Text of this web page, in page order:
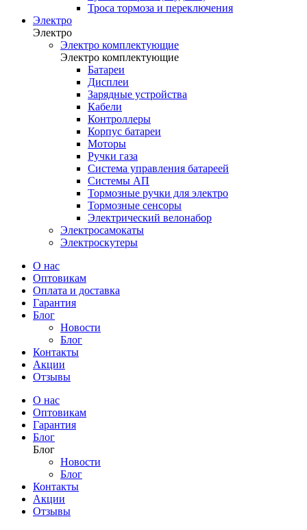
Троса тормоза и переключения
Электро
Электро
Электро комплектующие
Электро комплектующие
Батареи
Дисплеи
Зарядные устройства
Кабели
Контроллеры
Корпус батареи
Моторы
Ручки газа
Система управления батареей
Системы АП
Тормозные ручки для электро
Тормозные сенсоры
Электрический велонабор
Электросамокаты
Электроскутеры
О нас
Оптовикам
Оплата и доставка
Гарантия
Блог
Новости
Блог
Контакты
Акции
Отзывы
О нас
Оптовикам
Гарантия
Блог
Блог
Новости
Блог
Контакты
Акции
Отзывы